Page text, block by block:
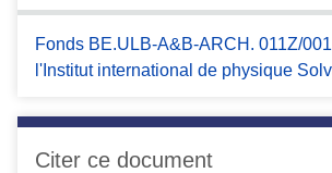
Fonds BE.ULB-A&B-ARCH. 011Z/
l'Institut international de physique
Citer ce document